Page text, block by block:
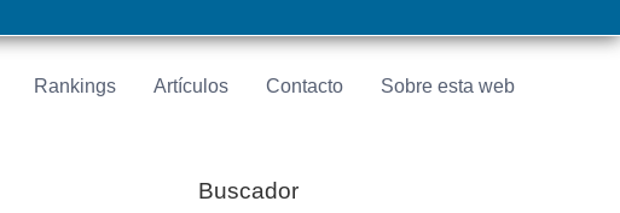
Rankings Artículos Contacto Sobre esta web
Buscador